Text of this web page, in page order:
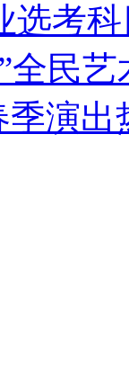
选考
全民
季演出